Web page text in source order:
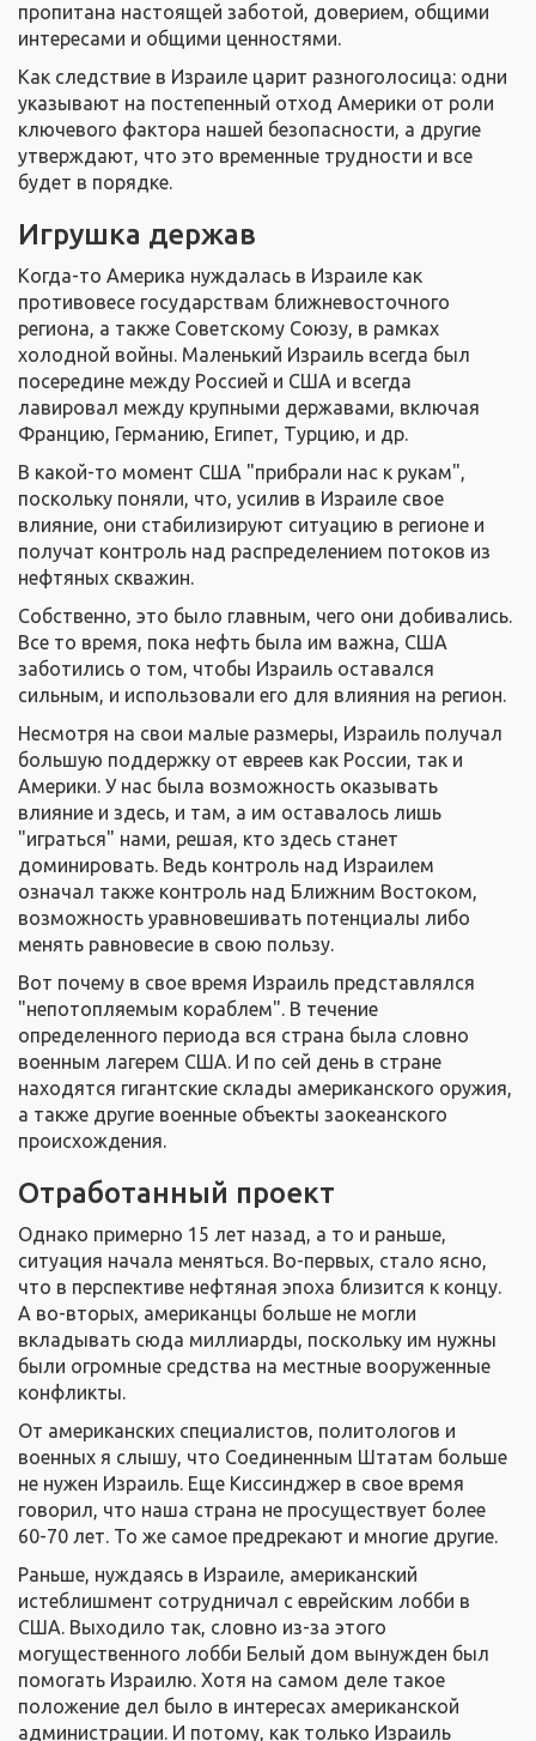
пропитана настоящей заботой, доверием, общими
интересами и общими ценностями.
Как следствие в Израиле царит разноголосица: одни
указывают на постепенный отход Америки от роли
ключевого фактора нашей безопасности, а другие
утверждают, что это временные трудности и все
будет в порядке.
Игрушка держав
Когда-то Америка нуждалась в Израиле как
противовесе государствам ближневосточного
региона, а также Советскому Союзу, в рамках
холодной войны. Маленький Израиль всегда был
посередине между Россией и США и всегда
лавировал между крупными державами, включая
Францию, Германию, Египет, Турцию, и др.
В какой-то момент США "прибрали нас к рукам",
поскольку поняли, что, усилив в Израиле свое
влияние, они стабилизируют ситуацию в регионе и
получат контроль над распределением потоков из
нефтяных скважин.
Собственно, это было главным, чего они добивались.
Все то время, пока нефть была им важна, США
заботились о том, чтобы Израиль оставался
сильным, и использовали его для влияния на регион.
Несмотря на свои малые размеры, Израиль получал
большую поддержку от евреев как России, так и
Америки. У нас была возможность оказывать
влияние и здесь, и там, а им оставалось лишь
"играться" нами, решая, кто здесь станет
доминировать. Ведь контроль над Израилем
означал также контроль над Ближним Востоком,
возможность уравновешивать потенциалы либо
менять равновесие в свою пользу.
Вот почему в свое время Израиль представлялся
"непотопляемым кораблем". В течение
определенного периода вся страна была словно
военным лагерем США. И по сей день в стране
находятся гигантские склады американского оружия,
а также другие военные объекты заокеанского
происхождения.
Отработанный проект
Однако примерно 15 лет назад, а то и раньше,
ситуация начала меняться. Во-первых, стало ясно,
что в перспективе нефтяная эпоха близится к концу.
А во-вторых, американцы больше не могли
вкладывать сюда миллиарды, поскольку им нужны
были огромные средства на местные вооруженные
конфликты.
От американских специалистов, политологов и
военных я слышу, что Соединенным Штатам больше
не нужен Израиль. Еще Киссинджер в свое время
говорил, что наша страна не просуществует более
60-70 лет. То же самое предрекают и многие другие.
Раньше, нуждаясь в Израиле, американский
истеблишмент сотрудничал с еврейским лобби в
США. Выходило так, словно из-за этого
могущественного лобби Белый дом вынужден был
помогать Израилю. Хотя на самом деле такое
положение дел было в интересах американской
администрации. И потому, как только Израиль